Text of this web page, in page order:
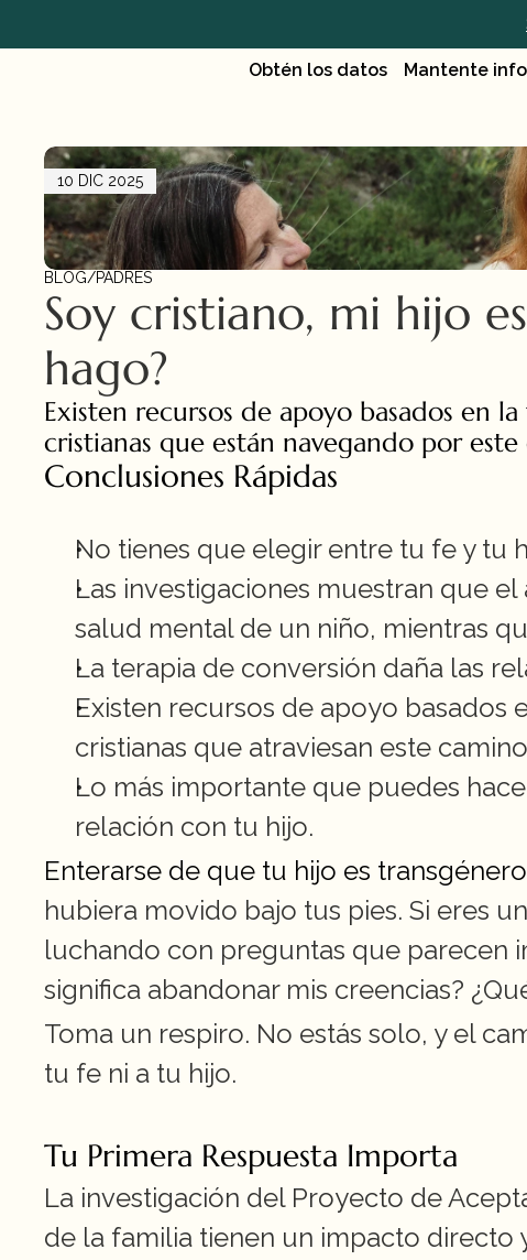
Obtén los datos Mantente
10 DIC 2025
BLOG/PADRES
Soy cristiano, mi hijo
hago?
Existen recursos de apoyo basados en
cristianas que están navegando por este
Conclusiones Rápidas
No tienes que elegir entre tu fe y tu
Las investigaciones muestran que
salud mental de un niño, mientras
La terapia de conversión daña las
Existen recursos de apoyo basados
cristianas que atraviesan este
Lo más importante que puedes
relación con tu hijo.
Enterarse de que tu hijo es transgénero
hubiera movido bajo tus pies. Si eres
luchando con preguntas que parecen
significa abandonar mis creencias?
Toma un respiro. No estás solo, y el
tu fe ni a tu hijo.
Tu Primera Respuesta Importa
La investigación del Proyecto de
de la familia tienen un impacto directo